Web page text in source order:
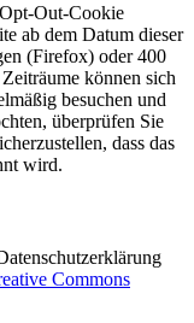
Out-Cookie
ab dem Datum dieser
(Firefox) oder 400
können sich
besuchen und
überprüfen Sie
dass das
wird.
Commons